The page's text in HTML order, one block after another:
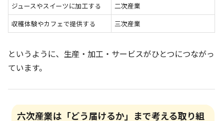
ジュースやスイーツに加工する
二次産業
収穫体験やカフェで提供する
三次産業
というように、生産・加工・サービスがひとつにつながっ
ています。
六次産業は「どう届けるか」まで考える取り組